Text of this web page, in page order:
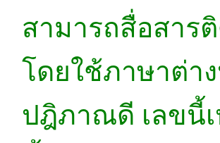
สามารถสื่อสาร
โดยใช้ภาษาต่า
ปฎิภาณดี เลขนี้